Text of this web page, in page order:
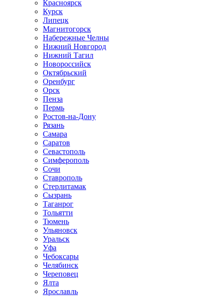
Красноярск
Курск
Липецк
Магнитогорск
Набережные Челны
Нижний Новгород
Нижний Тагил
Новороссийск
Октябрьский
Оренбург
Орск
Пенза
Пермь
Ростов-на-Дону
Рязань
Самара
Саратов
Севастополь
Симферополь
Сочи
Ставрополь
Стерлитамак
Сызрань
Таганрог
Тольятти
Тюмень
Ульяновск
Уральск
Уфа
Чебоксары
Челябинск
Череповец
Ялта
Ярославль